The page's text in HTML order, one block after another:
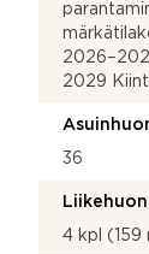
2029
36
4 kpl (159